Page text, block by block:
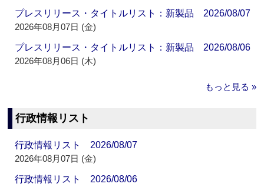
プレスリリース・タイトルリスト：新製品 2026/08/07
2026年08月07日 (金)
プレスリリース・タイトルリスト：新製品 2026/08/06
2026年08月06日 (木)
もっと見る »
行政情報リスト
行政情報リスト 2026/08/07
2026年08月07日 (金)
行政情報リスト 2026/08/06